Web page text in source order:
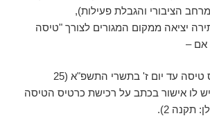
הציבורי והגבלת פעילות),
המתירה יציאה ממקום המגורים לצורך "טיסה
אם –
"הנוסע רכש כרטיס טיסה עד יום ז' בתשרי התשפ"א (25
2020) ויש לו אישור בכתב על רכישת כרטיס הטיסה
תקנה 2).